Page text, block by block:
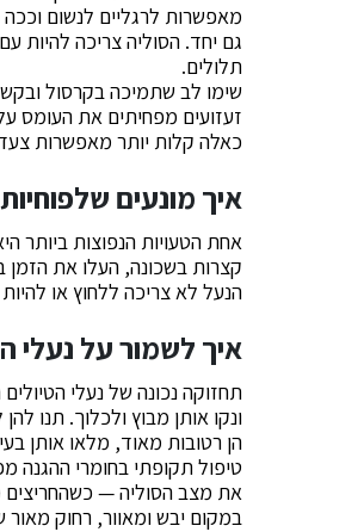
מאפשרות לרגליים לנשום
גם יחד. הסוליה צריכה להיות
תלולים.
שימו לב שתמיכה בקרסול
זעזועים מפחיתים את
כאלה קלות יותר מאפשרות
איך מונעים
אחת הטעויות הנפוצות ביותר
קצרות בשכונה, העלו את הזמן
הנעל לא צריכה ללחוץ או
איך לשמור על נעלי
תחזוקה נכונה של נעלי
ונקו אותן מבוץ ולכלוך. תנו
הן רטובות מאוד, מלאו אותן
טיפול תקופתי בחומרי
את מצב הסוליה — כשהחריצים
במקום יבש ומאוור, רחוק מאור